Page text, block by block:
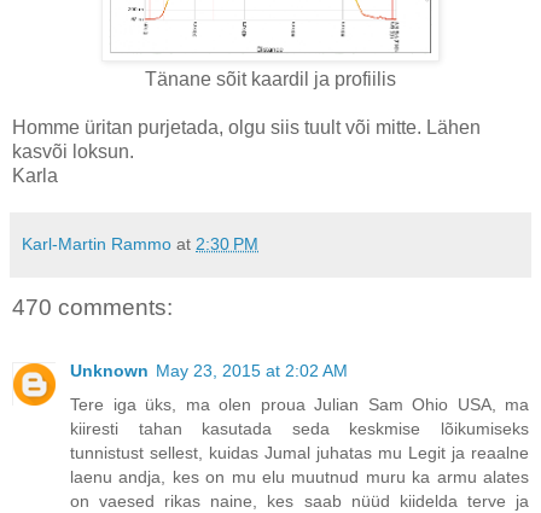
Tänane sõit kaardil ja profiilis
Homme üritan purjetada, olgu siis tuult või mitte. Lähen
kasvõi loksun.
Karla
Karl-Martin Rammo at 2:30 PM
470 comments:
Unknown May 23, 2015 at 2:02 AM
Tere iga üks, ma olen proua Julian Sam Ohio USA, ma
kiiresti tahan kasutada seda keskmise lõikumiseks
tunnistust sellest, kuidas Jumal juhatas mu Legit ja reaalne
laenu andja, kes on mu elu muutnud muru ka armu alates
on vaesed rikas naine, kes saab nüüd kiidelda terve ja